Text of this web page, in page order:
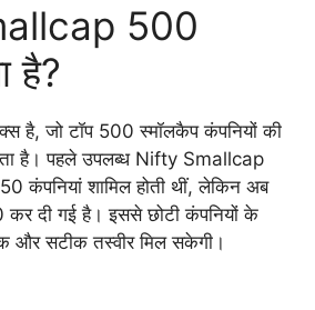
500
है?
है, जो टॉप 500 स्मॉलकैप कंपनियों की
है। पहले उपलब्ध Nifty Smallcap
कंपनियां शामिल होती थीं, लेकिन अब
कर दी गई है। इससे छोटी कंपनियों के
और सटीक तस्वीर मिल सकेगी।